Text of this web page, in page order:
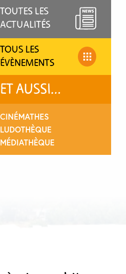
TOUTES LES
ACTUALITÉS
TOUS LES
ÉVÈNEMENTS
ET AUSSI...
CINÉMATHES
LUDOTHÈQUE
MÉDIATHÈQUE